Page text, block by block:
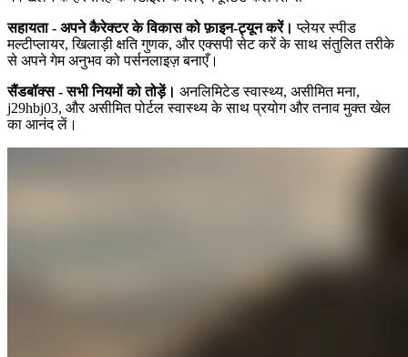
सहायता - अपने कैरेक्टर के विकास को फ़ाइन-ट्यून करें। प्लेयर स्पीड
मल्टीप्लायर, खिलाड़ी क्षति गुणक, और एक्सपी सेट करें के साथ संतुलित तरीके
से अपने गेम अनुभव को पर्सनलाइज़ बनाएँ।
सैंडबॉक्स - सभी नियमों को तोड़ें। अनलिमिटेड स्वास्थ्य, असीमित मना,
j29hbj03, और असीमित पोर्टल स्वास्थ्य के साथ प्रयोग और तनाव मुक्त खेल
का आनंद लें।